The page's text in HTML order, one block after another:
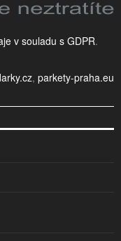
v souladu s GDPR.
, parkety-praha.eu